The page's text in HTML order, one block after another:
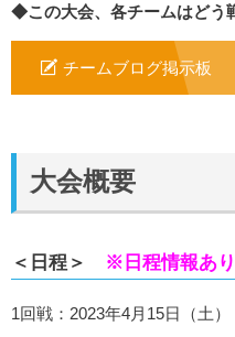
◆この大会、各チームはどう
チームブログ掲示板
大会概要
＜日程＞ ※日程情報あり
1回戦：2023年4月15日（土）